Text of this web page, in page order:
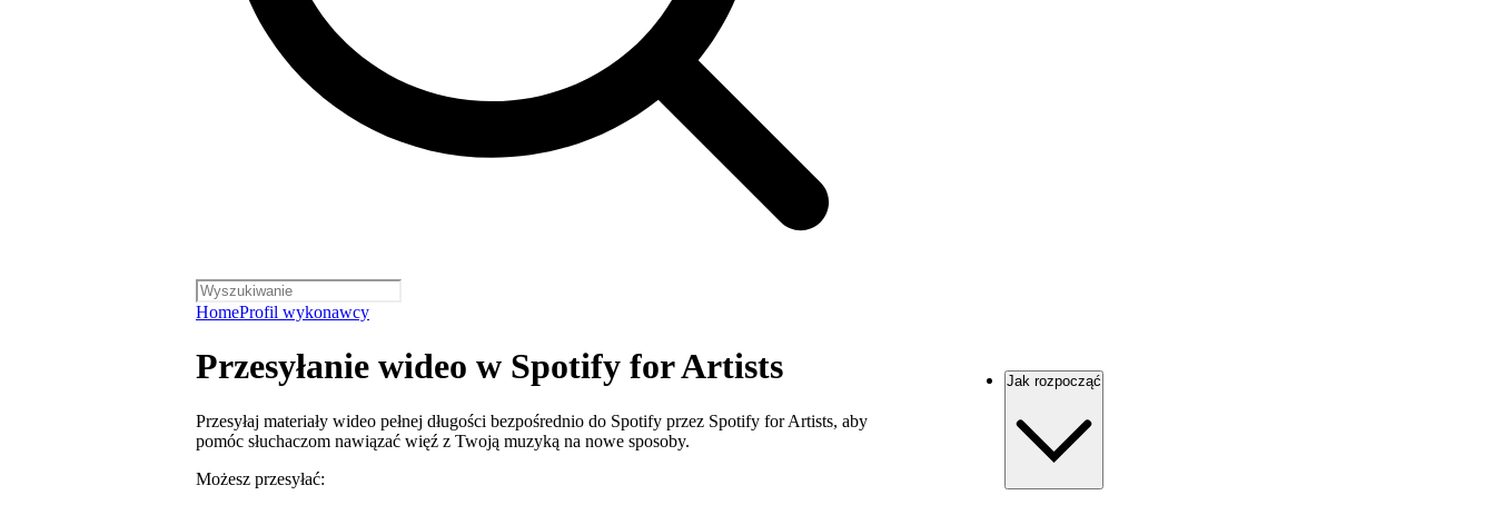
HomeProfil wykonawcy
Przesyłanie wideo w Spotify for Artists
Przesyłaj materiały wideo pełnej długości bezpośrednio do Spotify przez Spotify for Artists, aby
pomóc słuchaczom nawiązać więź z Twoją muzyką na nowe sposoby.
Możesz przesyłać:
Jak rozpocząć